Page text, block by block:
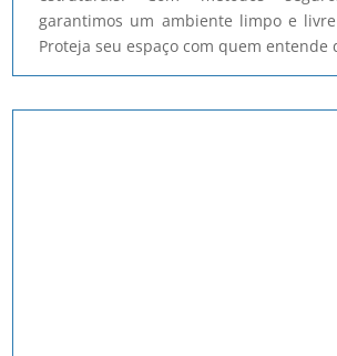
garantimos um ambiente limpo e
Proteja seu espaço com quem entende